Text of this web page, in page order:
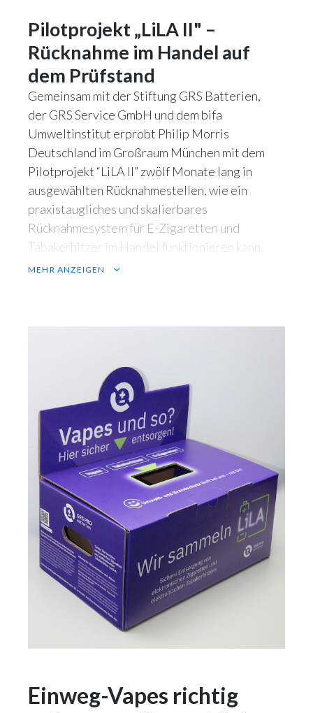
Pilotprojekt „LiLA II" –
Rücknahme im Handel auf
dem Prüfstand
Gemeinsam mit der Stiftung GRS Batterien,
der GRS Service GmbH und dem bifa
Umweltinstitut erprobt Philip Morris
Deutschland im Großraum München mit dem
Pilotprojekt “LiLA II” zwölf Monate lang in
ausgewählten Rücknahmestellen, wie ein
praxistaugliches und skalierbares
Rücknahmesystem für E-Zigaretten und
Tabakerhitzer im Handel funktionieren kann.
MEHR ANZEIGEN
Händler und Verbraucher
Externer Fachbeirat mit ausgewiesener
Nachhaltigkeits-Expertise
Warum München? Bayern ist der Sitz von Philip
Morris Deutschland – Verantwortung beginnt
vor der eigenen Haustür. Die Ergebnisse sollen
die Grundlage für eine bundesweite Lösung
schaffen und perspektivisch auf weitere
Bereiche wie Gastronomie oder Hochschulen
ausgeweitet werden.
Einweg-Vapes richtig